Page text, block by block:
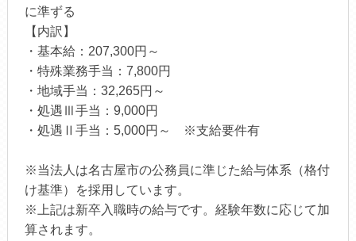
に準ずる
【内訳】
・基本給：207,300円～
・特殊業務手当：7,800円
・地域手当：32,265円～
・処遇Ⅲ手当：9,000円
・処遇Ⅱ手当：5,000円～ ※支給要件有
※当法人は名古屋市の公務員に準じた給与体系（格付
け基準）を採用しています。
※上記は新卒入職時の給与です。経験年数に応じて加
算されます。